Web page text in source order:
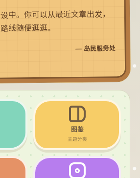
中。你可以从最近文章出发，
线随便逛逛。
— 岛民服务处
图鉴
主题分类